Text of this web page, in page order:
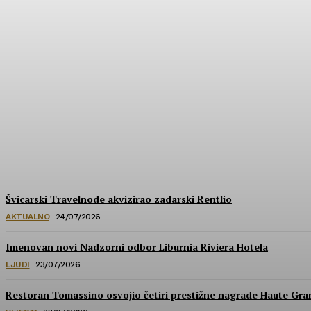
Švicarski Travelnode akvizirao zadarski Rentlio
AKTUALNO 24/07/2026
Imenovan novi Nadzorni odbor Liburnia Riviera Hotela
LJUDI 23/07/2026
Restoran Tomassino osvojio četiri prestižne nagrade Haute